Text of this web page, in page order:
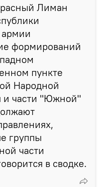
Лиман
формирований
пункте
Народной
и части "Южной"
группы
части
в сводке.